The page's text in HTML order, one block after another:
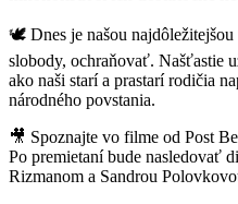
🕊️ Dnes je našou najdôležitejšou
slobody, ochraňovať. Našťastie
ako naši starí a prastarí rodičia
národného povstania.
🎥 Spoznajte vo filme od Post
Po premietaní bude nasledovať
Rizmanom a Sandrou